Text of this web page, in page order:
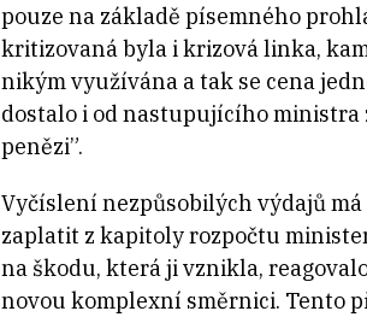
pouze na základě písemného
kritizovaná byla i krizová linka,
nikým využívána a tak se cena
dostalo i od nastupujícího ministra
penězi”.
Vyčíslení nezpůsobilých výdajů
zaplatit z kapitoly rozpočtu
na škodu, která ji vznikla,
novou komplexní směrnici. Tento